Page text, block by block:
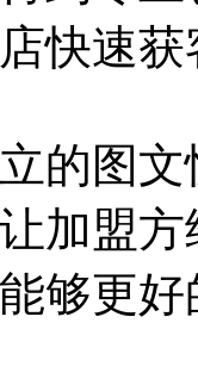
快速
的图
加盟
够更